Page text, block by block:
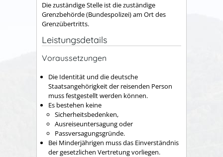
Die zuständige Stelle ist die zuständige
Grenzbehörde (Bundespolizei) am Ort des
Grenzübertritts.
Leistungsdetails
Voraussetzungen
Die Identität und die deutsche
Staatsangehörigkeit der reisenden Person
muss festgestellt werden können.
Es bestehen keine
Sicherheitsbedenken,
Ausreiseuntersagung oder
Passversagungsgründe.
Bei Minderjährigen muss das Einverständnis
der gesetzlichen Vertretung vorliegen.